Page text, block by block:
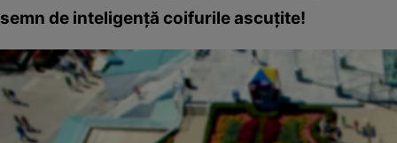
semn de inteligenţă coifurile ascuţite!